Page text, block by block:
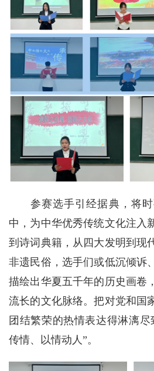
参赛选手引经据典，将时
中，为中华优秀传统文化注入
到诗词典籍，从四大发明到现
非遗民俗，选手们或低沉倾诉
描绘出华夏五千年的历史画卷
流长的文化脉络。把对党和国
团结繁荣的热情表达得淋漓
传情、以情动人”。